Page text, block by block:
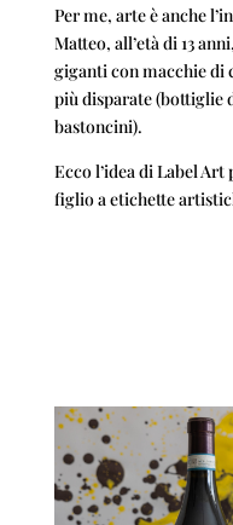
Per me, arte è anche
Matteo, all’età di 13
giganti con macchie di
più disparate (bottiglie
bastoncini).
Ecco l’idea di Label
figlio a etichette